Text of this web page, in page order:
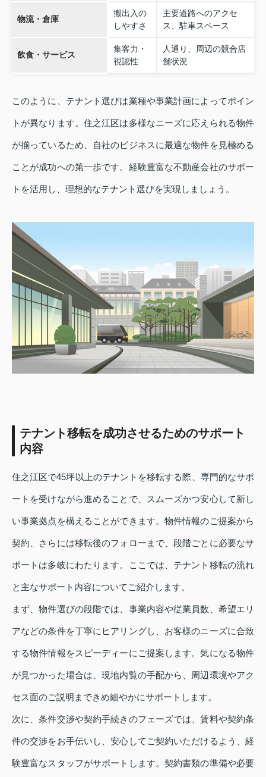
物流・倉庫
搬出入の
しやすさ
主要道路へのアクセ
ス、駐車スペース
飲食・サービス
集客力・
視認性
人通り、周辺の競合店
舗状況
このように、テナント選びは業種や事業計画によってポイン
トが異なります。住之江区は多様なニーズに応えられる物件
が揃っているため、自社のビジネスに最適な物件を見極める
ことが成功への第一歩です。経験豊富な不動産会社のサポー
トを活用し、理想的なテナント選びを実現しましょう。
テナント移転を成功させるためのサポート
内容
住之江区で45坪以上のテナントを移転する際、専門的なサポ
ートを受けながら進めることで、スムーズかつ安心して新し
い事業拠点を構えることができます。物件情報のご提案から
契約、さらには移転後のフォローまで、段階ごとに必要なサ
ポートは多岐にわたります。ここでは、テナント移転の流れ
と主なサポート内容についてご紹介します。
まず、物件選びの段階では、事業内容や従業員数、希望エリ
アなどの条件を丁寧にヒアリングし、お客様のニーズに合致
する物件情報をスピーディーにご提案します。気になる物件
が見つかった場合は、現地内覧の手配から、周辺環境やアク
セス面のご説明まできめ細やかにサポートします。
次に、条件交渉や契約手続きのフェーズでは、賃料や契約条
件の交渉をお手伝いし、安心してご契約いただけるよう、経
験豊富なスタッフがサポートします。契約書類の準備や必要